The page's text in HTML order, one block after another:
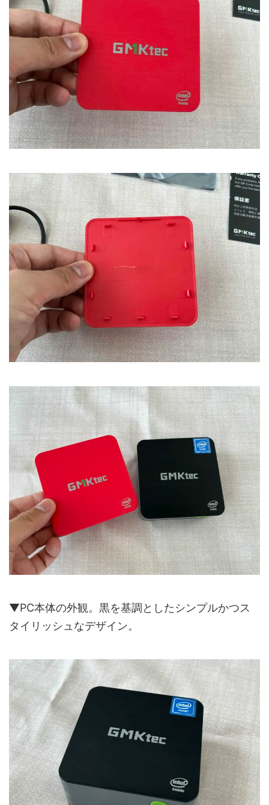
▼PC本体の外観。黒を基調としたシンプルかつス
タイリッシュなデザイン。